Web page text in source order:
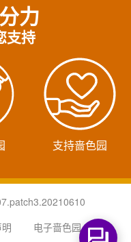
力
支持
支持啬色园
电子啬色园